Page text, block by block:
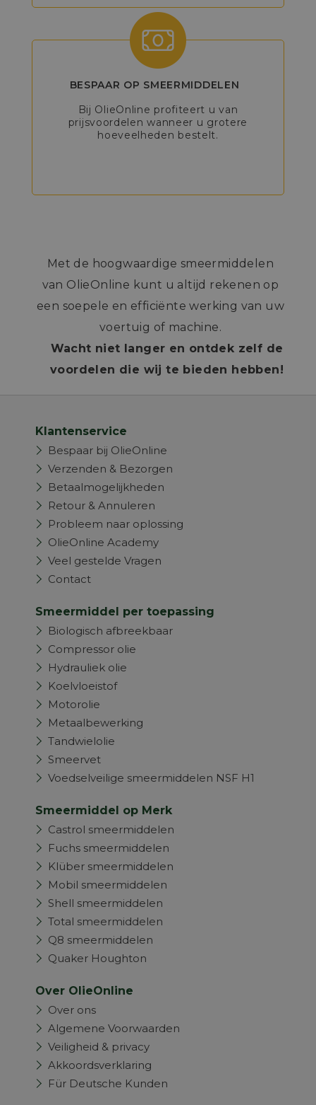
BESPAAR OP SMEERMIDDELEN
Bij OlieOnline profiteert u van
prijsvoordelen wanneer u grotere
hoeveelheden bestelt.
Met de hoogwaardige smeermiddelen
van OlieOnline kunt u altijd rekenen op
een soepele en efficiënte werking van uw
voertuig of machine.
Wacht niet langer en ontdek zelf de
voordelen die wij te bieden hebben!
Klantenservice
Bespaar bij OlieOnline
Verzenden & Bezorgen
Betaalmogelijkheden
Retour & Annuleren
Probleem naar oplossing
OlieOnline Academy
Veel gestelde Vragen
Contact
Smeermiddel per toepassing
Biologisch afbreekbaar
Compressor olie
Hydrauliek olie
Koelvloeistof
Motorolie
Metaalbewerking
Tandwielolie
Smeervet
Voedselveilige smeermiddelen NSF H1
Smeermiddel op Merk
Castrol smeermiddelen
Fuchs smeermiddelen
Klüber smeermiddelen
Mobil smeermiddelen
Shell smeermiddelen
Total smeermiddelen
Q8 smeermiddelen
Quaker Houghton
Over OlieOnline
Over ons
Algemene Voorwaarden
Veiligheid & privacy
Akkoordsverklaring
Für Deutsche Kunden